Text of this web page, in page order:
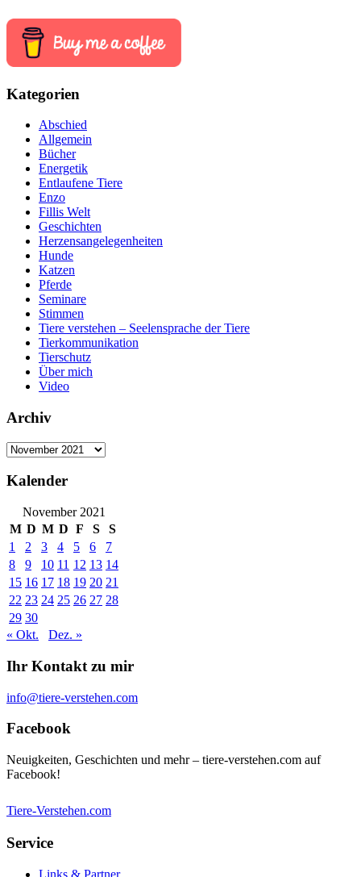
Kategorien
Abschied
Allgemein
Bücher
Energetik
Entlaufene Tiere
Enzo
Fillis Welt
Geschichten
Herzensangelegenheiten
Hunde
Katzen
Pferde
Seminare
Stimmen
Tiere verstehen – Seelensprache der Tiere
Tierkommunikation
Tierschutz
Über mich
Video
Archiv
Archiv
Kalender
November 2021
M D M D F S
S
1
2 3 4 5 6
7
8
9 10 11 12 13 14
15 16 17 18 19 20 21
22 23 24 25 26 27 28
29 30
« Okt.
Dez. »
Ihr Kontakt zu mir
info@tiere-verstehen.com
Facebook
Neuigkeiten, Geschichten und mehr – tiere-verstehen.com auf
Facebook!
Tiere-Verstehen.com
Service
Links & Partner